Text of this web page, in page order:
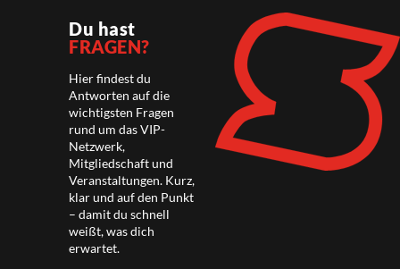
Du hast
FRAGEN?
Hier findest du
Antworten auf die
wichtigsten Fragen
rund um das VIP-
Netzwerk,
Mitgliedschaft und
Veranstaltungen. Kurz,
klar und auf den Punkt
– damit du schnell
weißt, was dich
erwartet.